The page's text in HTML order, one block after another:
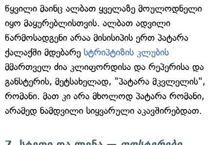
წყვილი მაინც ალბათ ყველაზე მოულოდნელი
იყო მაყურებლისთვის. ალბათ ადვილი
წარმოსადგენი არაა მისისიპის ერთ პატარა
ქალაქში მდებარე სტრიპტიზის კლუბის
მმართველ ძია კლიფორდისა და რეპერისა და
განსტერის, მეტსახელად, "პატარა მკვლელის",
რომანი. მათ კი არა მხოლოდ პატარა რომანი,
არამედ ნამდვილი სიყვარული აკავშირებდათ.